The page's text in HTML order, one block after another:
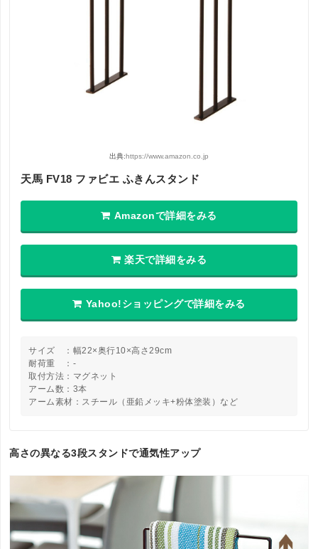
出典: https://www.amazon.co.jp
天馬 FV18 ファビエ ふきんスタンド
Amazonで詳細をみる
楽天で詳細をみる
Yahoo!ショッピングで詳細をみる
サイズ ：幅22×奥行10×高さ29cm
耐荷重 ：-
取付方法：マグネット
アーム数：3本
アーム素材：スチール（亜鉛メッキ+粉体塗装）など
高さの異なる3段スタンドで通気性アップ